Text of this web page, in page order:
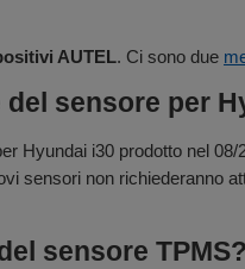
AUTEL. Ci sono due
sensore per
Hyundai i30 prodotto nel
sensori non richiederanno
sensore TPMS?